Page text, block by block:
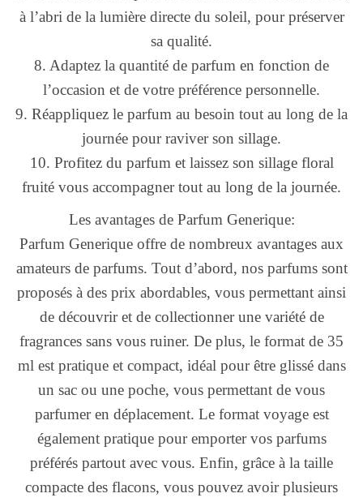
à l’abri de la lumière directe du soleil, pour préserver
sa qualité.
8. Adaptez la quantité de parfum en fonction de
l’occasion et de votre préférence personnelle.
9. Réappliquez le parfum au besoin tout au long de la
journée pour raviver son sillage.
10. Profitez du parfum et laissez son sillage floral
fruité vous accompagner tout au long de la journée.
Les avantages de Parfum Generique:
Parfum Generique offre de nombreux avantages aux
amateurs de parfums. Tout d’abord, nos parfums sont
proposés à des prix abordables, vous permettant ainsi
de découvrir et de collectionner une variété de
fragrances sans vous ruiner. De plus, le format de 35
ml est pratique et compact, idéal pour être glissé dans
un sac ou une poche, vous permettant de vous
parfumer en déplacement. Le format voyage est
également pratique pour emporter vos parfums
préférés partout avec vous. Enfin, grâce à la taille
compacte des flacons, vous pouvez avoir plusieurs